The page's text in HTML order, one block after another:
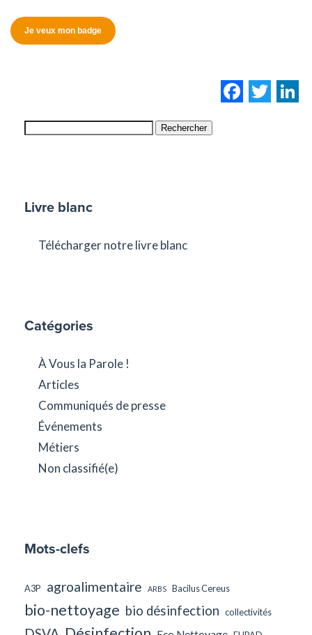
Je veux mon badge
Rechercher
Livre blanc
Télécharger notre livre blanc
Catégories
À Vous la Parole !
Articles
Communiqués de presse
Événements
Métiers
Non classifié(e)
Mots-clefs
A3P agroalimentaire ARBS Bacilus Cereus
bio-nettoyage bio désinfection collectivités